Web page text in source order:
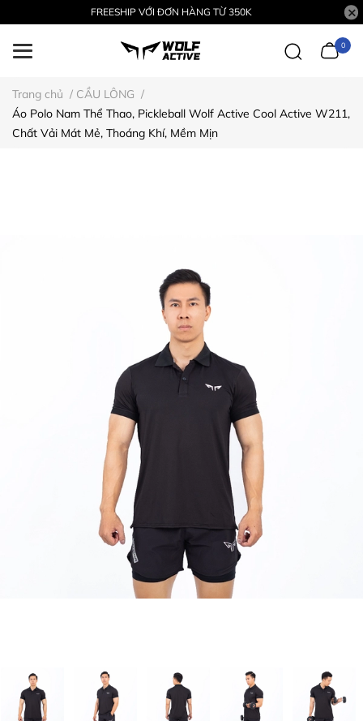
FREESHIP VỚI ĐƠN HÀNG TỪ 350K
0
Trang chủ / CẦU LÔNG /
Áo Polo Nam Thể Thao, Pickleball Wolf Active Cool Active W211,
Chất Vải Mát Mẻ, Thoáng Khí, Mềm Mịn